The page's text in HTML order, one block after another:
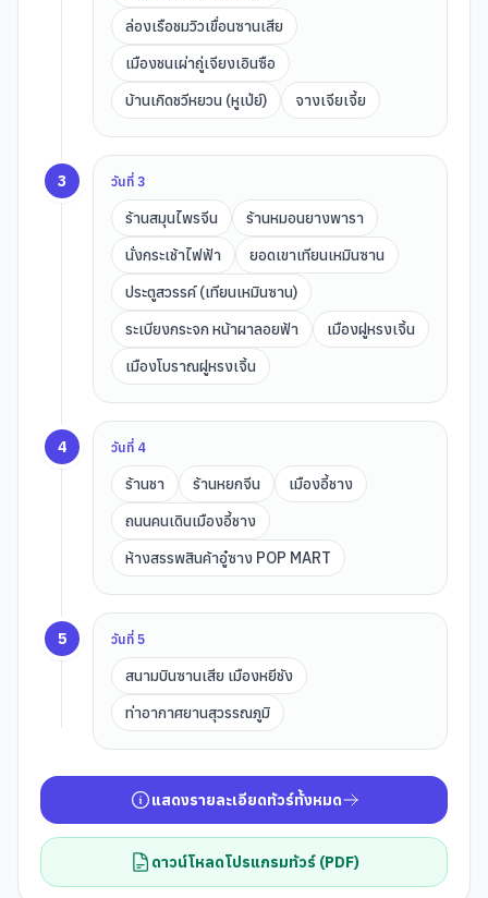
ล่องเรือชมวิวเขื่อนซานเสีย
เมืองชนเผ่าถู่เจียงเอินซือ
บ้านเกิดชวีหยวน (หูเป่ย์)
จางเจียเจี้ย
3 วันที่3
ร้านสมุนไพรจีน
ร้านหมอนยางพารา
นั่งกระเช้าไฟฟ้า
ยอดเขาเทียนเหมินซาน
ประตูสวรรค์ (เทียนเหมินซาน)
ระเบียงกระจก หน้าผาลอยฟ้า
เมืองฝูหรงเจิ้น
เมืองโบราณฝูหรงเจิ้น
4 วันที่ 4
ร้านชา ร้านหยกจีน
เมืองอี้ชาง
ถนนคนเดินเมืองอี้ชาง
ห้างสรรพสินค้าอู๋ซาง POP MART
5 วันที่5
สนามบินซานเสีย เมืองหยีชัง
ท่าอากาศยานสุวรรณภูมิ
แสดงรายละเอียดทัวร์ทั้งหมด
ดาวน์โหลดโปรแกรมทัวร์ (PDF)